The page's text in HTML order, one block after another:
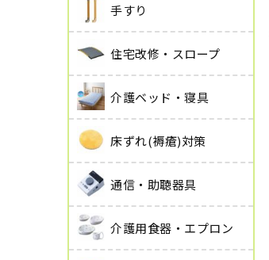
手すり
住宅改修・スロープ
介護ベッド・寝具
床ずれ(褥瘡)対策
通信・助聴器具
介護用食器・エプロン